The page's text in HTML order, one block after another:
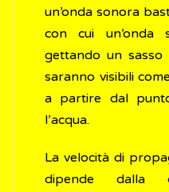
un’onda sonora
con cui un’onda
gettando un
saranno visibili
a partire dal
l’acqua.
La velocità di
dipende dalla